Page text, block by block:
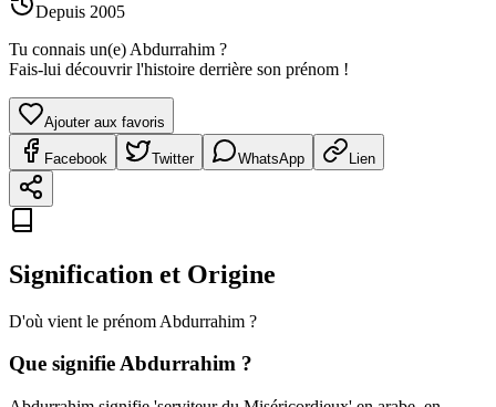
Depuis 2005
Tu connais un(e) Abdurrahim ?
Fais-lui découvrir l'histoire derrière son prénom !
Ajouter aux favoris
Facebook Twitter WhatsApp Lien
Signification et Origine
D'où vient le prénom Abdurrahim ?
Que signifieAbdurrahim ?